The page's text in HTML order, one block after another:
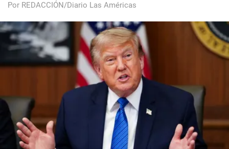
Por REDACCIÓN/Diario Las Américas